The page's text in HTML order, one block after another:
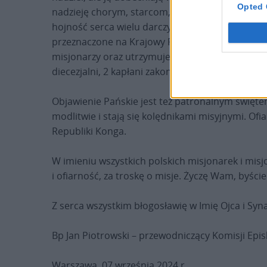
Opted
nadzieję chorym, starcom, niepełnosprawnym,
hojność serca wielu darczyńców z Polski.
przeznaczone na Krajowy Fundusz Misyjny,
misjonarzy oraz utrzymuje Centrum Formacji
diecezjalni, 2 kapłani zakonni, 2 siostry zakonne
Objawienie Pańskie jest też patronalnym
modlitwie i stają się kolędnikami misyjnymi.
Republiki Konga.
W imieniu wszystkich polskich misjonarek i
i ofiarność, za troskę o misje. Życzę Wam,
Z serca wszystkim błogosławię w Imię Ojca i
Bp Jan Piotrowski – przewodniczący Komisji